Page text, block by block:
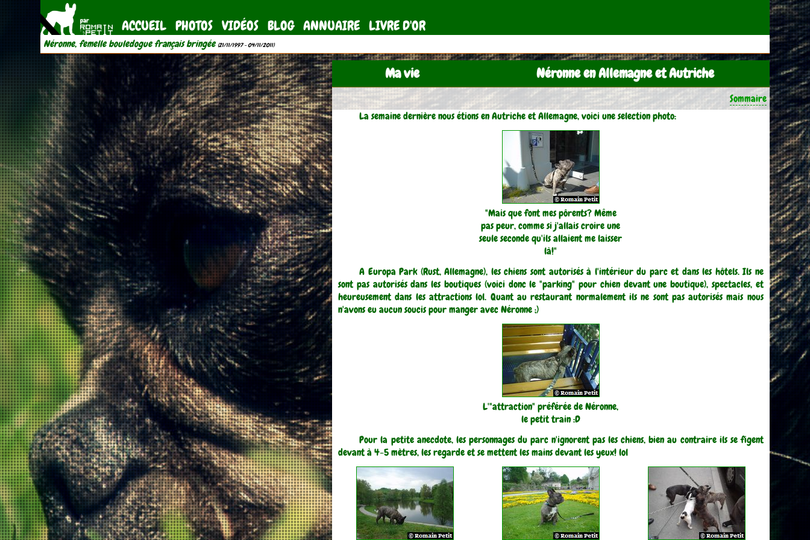
ACCUEIL PHOTOS VIDÉOS BLOG ANNUAIRE LIVRE D'OR
Néronne, femelle bouledogue français bringée (21/11/1997 - 04/11/2011)
Ma vie Néronne en Allemagne et Autriche
Sommaire
La semaine dernière nous étions en Autriche et Allemagne, voici une selection photo:
"Mais que font mes pôrents? Même
pas peur, comme si j'allais croire une
seule seconde qu'ils allaient me laisser
là!"
A Europa Park (Rust, Allemagne), les chiens sont autorisés à l'intérieur du parc et dans les hôtels. Ils ne
sont pas autorisés dans les boutiques (voici donc le "parking" pour chien devant une boutique), spectacles, et
heureusement dans les attractions lol. Quant au restaurant normalement ils ne sont pas autorisés mais nous
n'avons eu aucun soucis pour manger avec Néronne ;)
L'"attraction" préférée de Néronne,
le petit train :D
Pour la petite anecdote, les personnages du parc n'ignorent pas les chiens, bien au contraire ils se figent
devant à 4-5 mètres, les regarde et se mettent les mains devant les yeux! lol